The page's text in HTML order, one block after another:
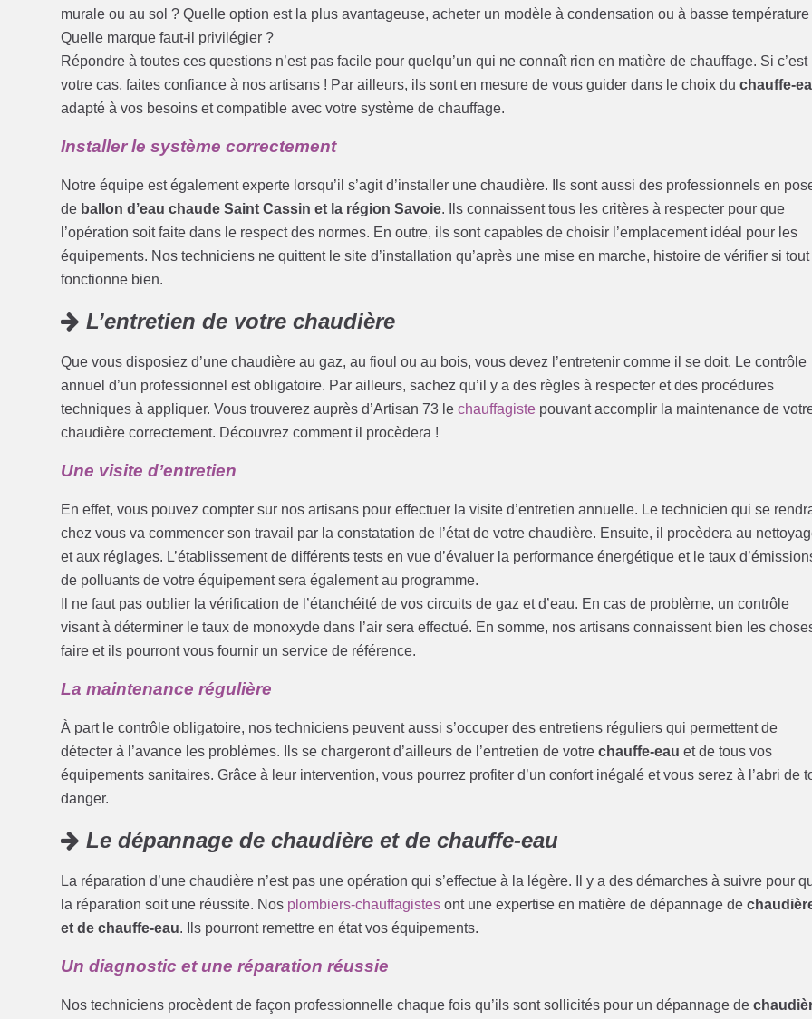
murale ou au sol ? Quelle option est la plus avantageuse, acheter un modèle à condensation ou à basse température
Quelle marque faut-il privilégier ?
Répondre à toutes ces questions n’est pas facile pour quelqu’un qui ne connaît rien en matière de chauffage. Si c’est
votre cas, faites confiance à nos artisans ! Par ailleurs, ils sont en mesure de vous guider dans le choix duchauffe-
adapté à vos besoins et compatible avec votre système de chauffage.
Installer le système correctement
Notre équipe est également experte lorsqu’il s’agit d’installer une chaudière. Ils sont aussi des professionnels en
de ballon d’eau chaude Saint Cassin et la région Savoie. Ils connaissent tous les critères à respecter pour que
l’opération soit faite dans le respect des normes. En outre, ils sont capables de choisir l’emplacement idéal pour les
équipements. Nos techniciens ne quittent le site d’installation qu’après une mise en marche, histoire de vérifier si tout
fonctionne bien.
L’entretien de votre chaudière
Que vous disposiez d’une chaudière au gaz, au fioul ou au bois, vous devez l’entretenir comme il se doit. Le contrôle
annuel d’un professionnel est obligatoire. Par ailleurs, sachez qu’il y a des règles à respecter et des procédures
techniques à appliquer. Vous trouverez auprès d’Artisan 73 lechauffagiste pouvant accomplir la maintenance de
chaudière correctement. Découvrez comment il procèdera !
Une visite d’entretien
En effet, vous pouvez compter sur nos artisans pour effectuer la visite d’entretien annuelle. Le technicien qui se
chez vous va commencer son travail par la constatation de l’état de votre chaudière. Ensuite, il procèdera au
et aux réglages. L’établissement de différents tests en vue d’évaluer la performance énergétique et le taux
de polluants de votre équipement sera également au programme.
Il ne faut pas oublier la vérification de l’étanchéité de vos circuits de gaz et d’eau. En cas de problème, un contrôle
visant à déterminer le taux de monoxyde dans l’air sera effectué. En somme, nos artisans connaissent bien les
faire et ils pourront vous fournir un service de référence.
La maintenance régulière
À part le contrôle obligatoire, nos techniciens peuvent aussi s’occuper des entretiens réguliers qui permettent de
détecter à l’avance les problèmes. Ils se chargeront d’ailleurs de l’entretien de votrechauffe-eau et de tous vos
équipements sanitaires. Grâce à leur intervention, vous pourrez profiter d’un confort inégalé et vous serez à l’abri de
danger.
Le dépannage de chaudière et de chauffe-eau
La réparation d’une chaudière n’est pas une opération qui s’effectue à la légère. Il y a des démarches à suivre pour
la réparation soit une réussite. Nos plombiers-chauffagistes ont une expertise en matière de dépannage de
et de chauffe-eau. Ils pourront remettre en état vos équipements.
Un diagnostic et une réparation réussie
Nos techniciens procèdent de façon professionnelle chaque fois qu’ils sont sollicités pour un dépannage de